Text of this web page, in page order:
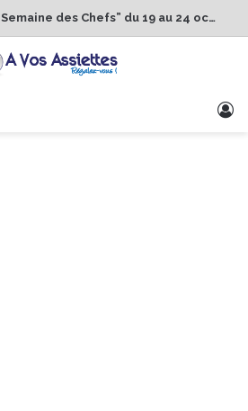
1er Édition de “La Semaine des Chefs” du 19 au 24 octobre 2026